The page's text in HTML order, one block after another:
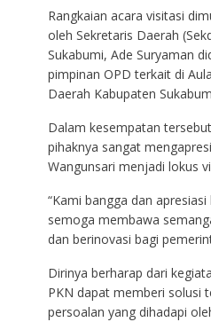
Rangkaian acara visitasi
oleh Sekretaris Daerah
Sukabumi, Ade Suryaman
pimpinan OPD terkait di
Daerah Kabupaten
Dalam kesempatan
pihaknya sangat
Wangunsari menjadi lokus
“Kami bangga dan
semoga membawa
dan berinovasi bagi
Dirinya berharap dari
PKN dapat memberi solusi
persoalan yang dihadapi